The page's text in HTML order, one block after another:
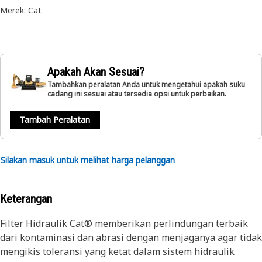
Merek: Cat
Apakah Akan Sesuai?
Tambahkan peralatan Anda untuk mengetahui apakah suku
cadang ini sesuai atau tersedia opsi untuk perbaikan.
Tambah Peralatan
Silakan masuk untuk melihat harga pelanggan
Keterangan
Filter Hidraulik Cat® memberikan perlindungan terbaik
dari kontaminasi dan abrasi dengan menjaganya agar tidak
mengikis toleransi yang ketat dalam sistem hidraulik